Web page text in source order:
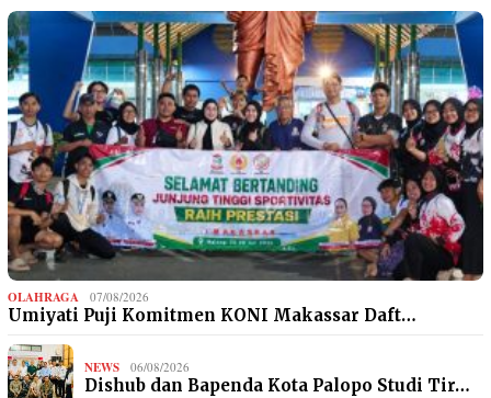
OLAHRAGA 07/08/2026
Umiyati Puji Komitmen KONI Makassar Daft…
NEWS 06/08/2026
Dishub dan Bapenda Kota Palopo Studi Tir…